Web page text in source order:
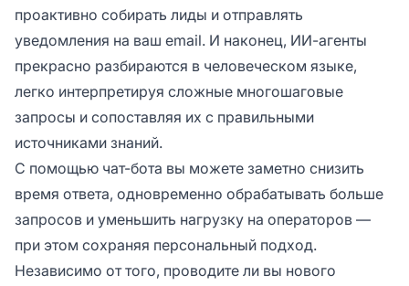
проактивно собирать лиды и отправлять
уведомления на ваш email. И наконец, ИИ-агенты
прекрасно разбираются в человеческом языке,
легко интерпретируя сложные многошаговые
запросы и сопоставляя их с правильными
источниками знаний.
С помощью чат-бота вы можете заметно снизить
время ответа, одновременно обрабатывать больше
запросов и уменьшить нагрузку на операторов —
при этом сохраняя персональный подход.
Независимо от того, проводите ли вы нового